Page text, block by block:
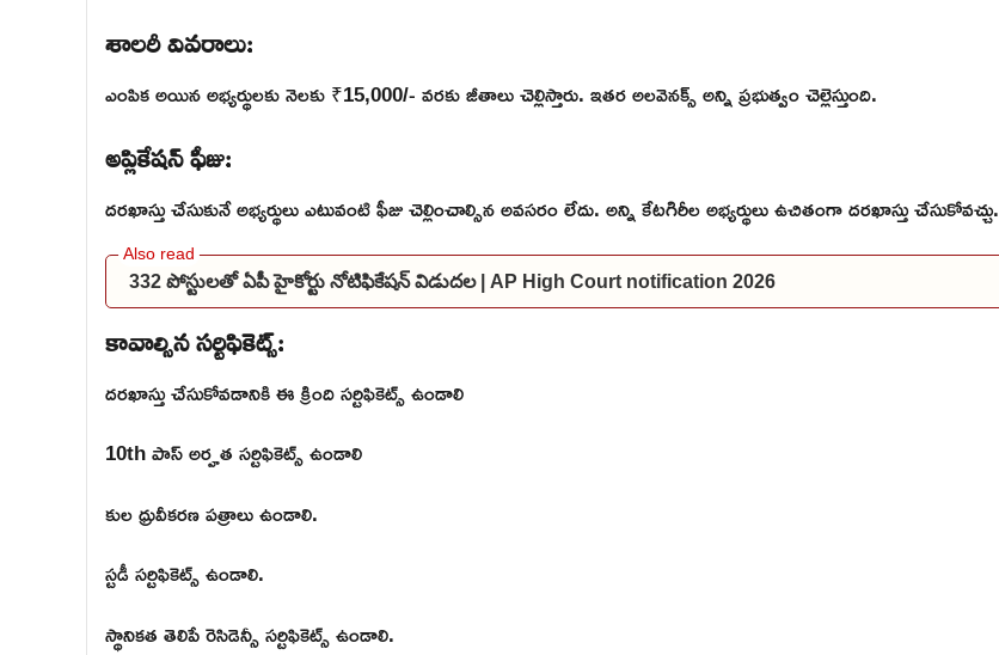
శాలరీ వివరాలు:
ఎంపిక అయిన అభ్యర్థులకు నెలకు ₹15,000/- వరకు జీతాలు చెల్లిస్తారు. ఇతర అలవెనక్స్ అన్ని ప్రభుత్వం చెల్లెస్తుంది.
అప్లికేషన్ ఫీజు:
దరఖాస్తు చేసుకునే అభ్యర్థులు ఎటువంటి ఫీజు చెల్లించాల్సిన అవసరం లేదు. అన్ని కేటగిరీల అభ్యర్థులు ఉచితంగా దరఖాస్తు చేసుకోవచ్చు.
332 పోస్టులతో ఏపీ హైకోర్టు నోటిఫికేషన్ విడుదల | AP High Court notification 2026
కావాల్సిన సర్టిఫికెట్స్:
దరఖాస్తు చేసుకోవడానికి ఈ క్రింది సర్టిఫికెట్స్ ఉండాలి
10th పాస్ అర్హత సర్టిఫికెట్స్ ఉండాలి
కుల ధ్రువీకరణ పత్రాలు ఉండాలి.
స్టడీ సర్టిఫికెట్స్ ఉండాలి.
స్థానికత తెలిపే రెసిడెన్సీ సర్టిఫికెట్స్ ఉండాలి.